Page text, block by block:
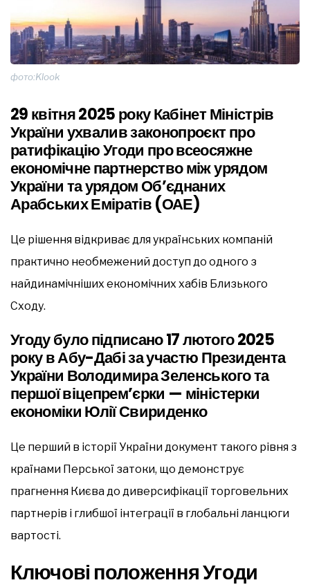
фото:Klook
29 квітня 2025 року Кабінет Міністрів
України ухвалив законопроєкт про
ратифікацію Угоди про всеосяжне
економічне партнерство між урядом
України та урядом Об’єднаних
Арабських Еміратів (ОАЕ)
Це рішення відкриває для українських компаній
практично необмежений доступ до одного з
найдинамічніших економічних хабів Близького
Сходу.
Угоду було підписано 17 лютого 2025
року в Абу-Дабі за участю Президента
України Володимира Зеленського та
першої віцепрем’єрки — міністерки
економіки Юлії Свириденко
Це перший в історії України документ такого рівня з
країнами Перської затоки, що демонструє
прагнення Києва до диверсифікації торговельних
партнерів і глибшої інтеграції в глобальні ланцюги
вартості.
Ключові положення Угоди